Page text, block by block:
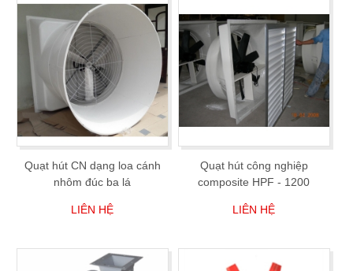
Quạt hút CN dạng loa cánh
nhôm đúc ba lá
LIÊN HỆ
Quạt hút công nghiệp
composite HPF - 1200
LIÊN HỆ